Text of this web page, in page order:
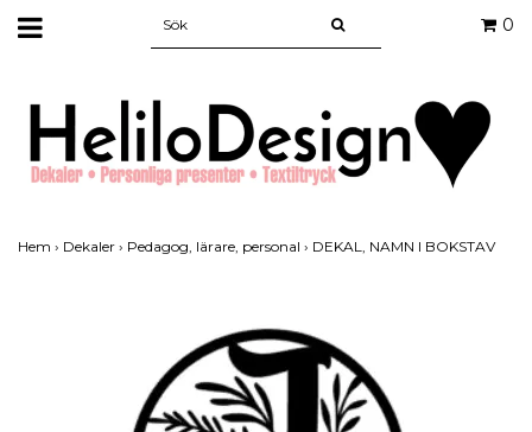
0
Hem › Dekaler › Pedagog, lärare, personal › DEKAL, NAMN I BOKSTAV